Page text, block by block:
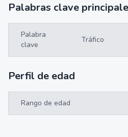
Palabras clave
Palabra
clave
Tráfico
Perfil de edad
Rango de edad